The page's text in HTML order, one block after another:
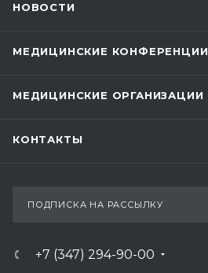
НОВОСТИ
МЕДИЦИНСКИЕ КОНФЕРЕНЦИИ
МЕДИЦИНСКИЕ ОРГАНИЗАЦИИ
КОНТАКТЫ
ПОДПИСКА НА РАССЫЛКУ
+7 (347) 294-90-00